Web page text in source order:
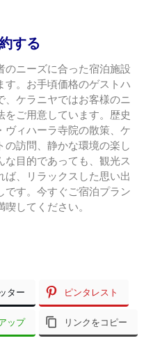
する
のニーズに合った宿泊施設
す。お手頃価格のゲストハ
、ケラニヤではお客様のニ
をご用意しています。歴史
ヴィハーラ寺院の散策、ケ
の訪問、静かな環境の楽し
目的であっても、観光ス
、リラックスした思い出
です。今すぐご宿泊プラン
してください。
ター ピンタレスト
ップ リンクをコピー